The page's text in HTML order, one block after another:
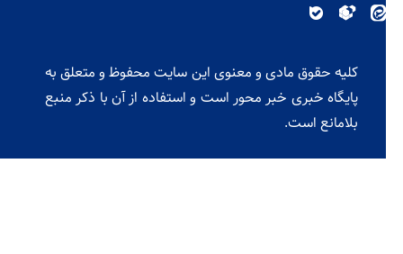
کلیه حقوق مادی و معنوی این سایت محفوظ و متعلق به
پایگاه خبری خبر محور است و استفاده از آن با ذکر منبع
بلامانع است.